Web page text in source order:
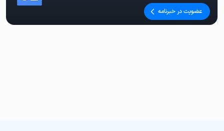
عضویت در خبرنامه